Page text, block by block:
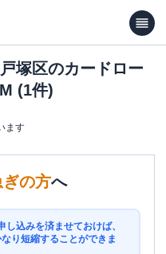
塚区のカードロー
(1件)
ます
ぎの方へ
込みを済ませておけば、
り短縮することができま